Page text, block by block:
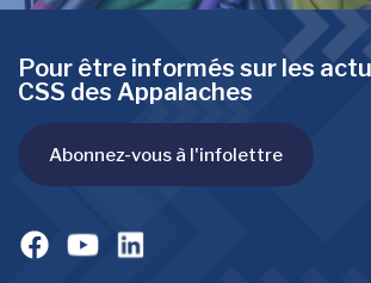
Pour être informés sur les
CSS des Appalaches
Abonnez-vous à l'infolettre